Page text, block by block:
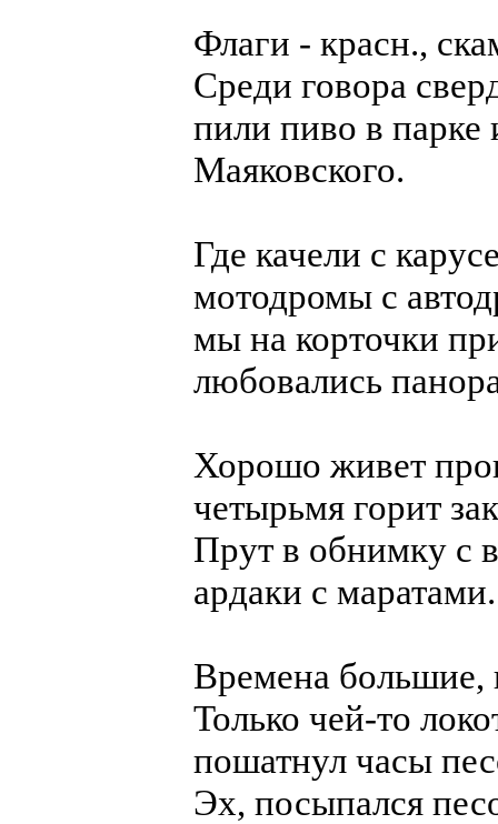
Флаги - красн.,
Среди говора
пили пиво в парке
Маяковского.
Где качели с
мотодромы с
мы на корточки
любовались
Хорошо живет
четырьмя горит
Прут в обнимку с
ардаки с маратами.
Времена большие,
Только чей-то
пошатнул часы
Эх, посыпался